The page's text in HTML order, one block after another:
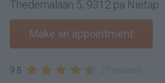
Thedemalaan 5, 9312 pa Nietap
Make an appointment
9.8